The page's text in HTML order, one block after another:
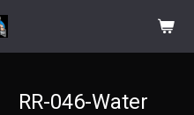
RR-046-Water